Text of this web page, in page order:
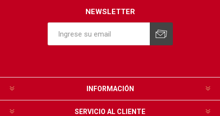
NEWSLETTER
INFORMACIÓN
SERVICIO AL CLIENTE